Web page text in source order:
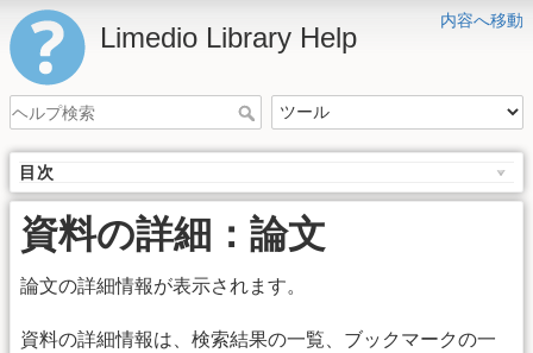
内容へ移動
Limedio Library Help
目次
資料の詳細：論文
論文の詳細情報が表示されます。
資料の詳細情報は、検索結果の一覧、ブックマークの一